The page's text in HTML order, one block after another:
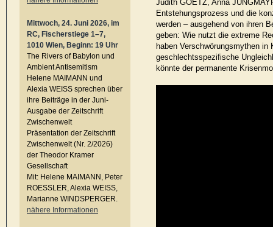
Mittwoch, 24. Juni 2026, im
RC, Fischerstiege 1–7,
1010 Wien, Beginn: 19 Uhr
The Rivers of Babylon und
Ambient Antisemitism
Helene MAIMANN und
Alexia WEISS sprechen über
ihre Beiträge in der Juni-
Ausgabe der Zeitschrift
Zwischenwelt
Präsentation der Zeitschrift
Zwischenwelt (Nr. 2/2026)
der Theodor Kramer
Gesellschaft
Mit: Helene MAIMANN, Peter
ROESSLER, Alexia WEISS,
Marianne WINDSPERGER.
nähere Informationen
Judith GOETZ, Anna
Entstehungsprozess und die
werden – ausgehend von ihren
geben: Wie nutzt die extreme
haben Verschwörungsmythen
geschlechtsspezifische
könnte der permanente